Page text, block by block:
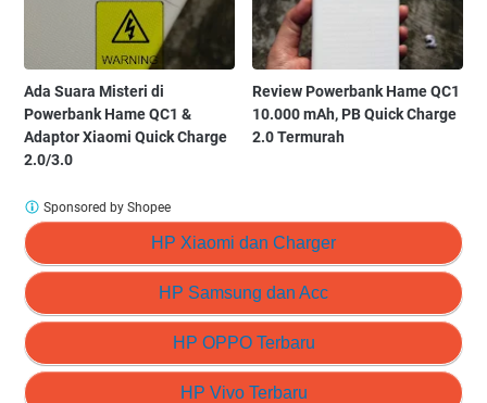
Ada Suara Misteri di
Powerbank Hame QC1 &
Adaptor Xiaomi Quick Charge
2.0/3.0
Review Powerbank Hame QC1
10.000 mAh, PB Quick Charge
2.0 Termurah
HP Xiaomi dan Charger
HP Samsung dan Acc
HP OPPO Terbaru
HP Vivo Terbaru
Sponsored by Shopee